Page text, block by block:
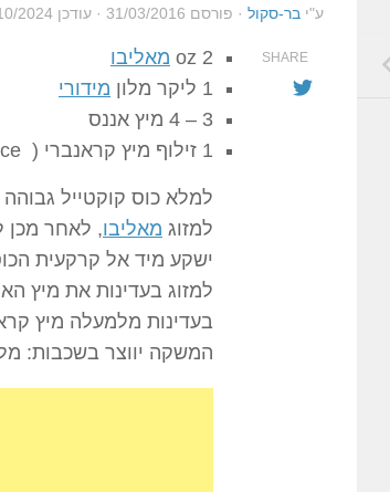
ע"י בר-סקול · פורסם 31/03/2016 · עודכן 2024
2 oz
מאליבו
1 ליקר מלון
מידורי
3 – 4 מיץ אננס
1 זילוף מיץ קראנברי ( cranberry juice )
למלא כוס קוקטייל
למזוג מאליבו, לאחר מכן
ישקע מיד אל קרקעית
למזוג בעדינות את מיץ
בעדינות מלמעלה מיץ
המשקה יווצר בשכבות:
SHARE